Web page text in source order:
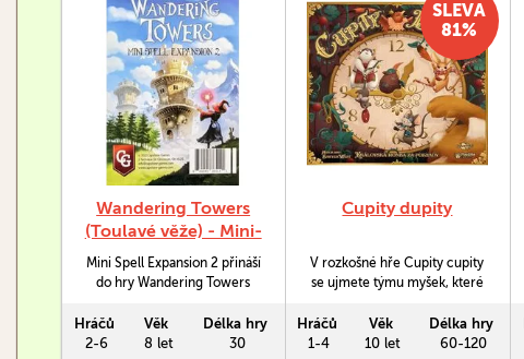
Wandering Towers
(Toulavé věže) - Mini-
Spell Expansion 2
Mini Spell Expansion 2 přináší
do hry Wandering Towers
věže) dvě nové karty kouzel.
Hráčů
2-6
Věk
8 let
Délka hry
30
Cupity dupity
V rozkošné hře Cupity cupity
se ujmete týmu myšek, které
uspořádalo samo kukaččí
lordstvo. Nečekejte žádné
Hráčů
1-4
Věk
10 let
Délka hry
60-120
SLEVA
81%